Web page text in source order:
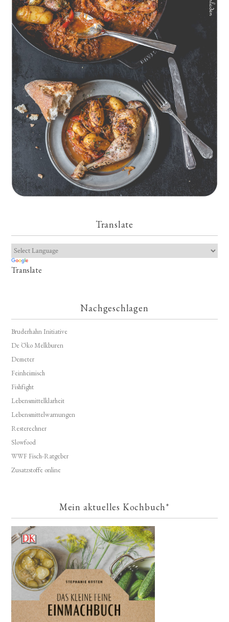
Geschmorte Hähnchenschenkel auf Paprikakraut und kleinen
Kartoffeln
Translate
Translate
Nachgeschlagen
Bruderhahn Initiative
De Öko Melkburen
Demeter
Feinheimisch
Fishfight
Lebensmittelklarheit
Lebensmittelwarnungen
Resterechner
Slowfood
WWF Fisch-Ratgeber
Zusatzstoffe online
Mein aktuelles Kochbuch*